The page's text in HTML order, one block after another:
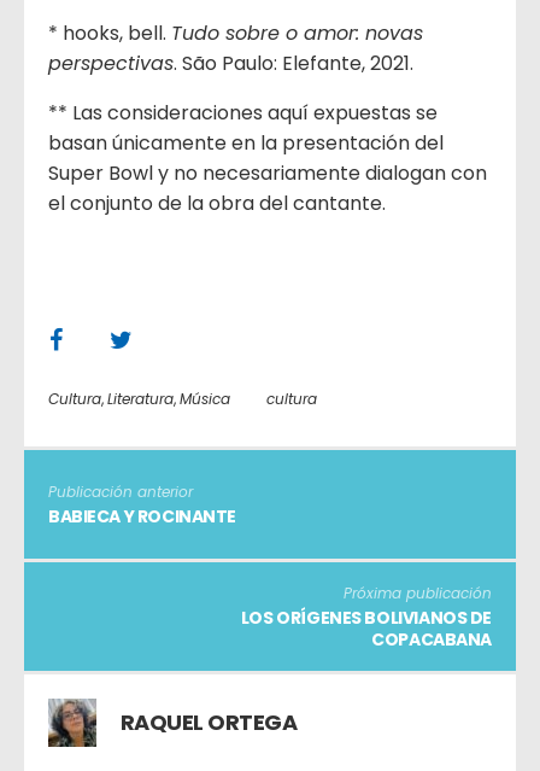
* hooks, bell. Tudo sobre o amor: novas
perspectivas. São Paulo: Elefante, 2021.
** Las consideraciones aquí expuestas se
basan únicamente en la presentación del
Super Bowl y no necesariamente dialogan con
el conjunto de la obra del cantante.
Cultura,Literatura,Música cultura
Publicación anterior
BABIECA Y ROCINANTE
Próxima publicación
LOS ORÍGENES BOLIVIANOS DE
COPACABANA
RAQUEL ORTEGA